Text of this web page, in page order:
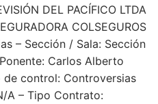
DEL PACÍFICO LTDA
COLSEGUROS
– Sección / Sala: Sección
Carlos Alberto
de control: Controversias
A – Tipo Contrato: